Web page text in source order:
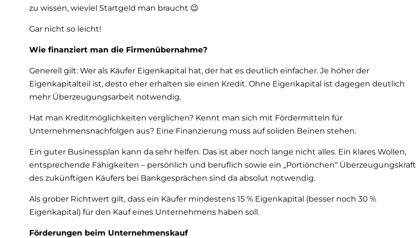
zu wissen, wieviel Startgeld man braucht 😉
Gar nicht so leicht!
Wie finanziert man die Firmenübernahme?
Generell gilt: Wer als Käufer Eigenkapital hat, der hat es deutlich einfacher. Je höher der
Eigenkapitalteil ist, desto eher erhalten sie einen Kredit. Ohne Eigenkapital ist dagegen deutlich
mehr Überzeugungsarbeit notwendig.
Hat man Kreditmöglichkeiten verglichen? Kennt man sich mit Fördermitteln für
Unternehmensnachfolgen aus? Eine Finanzierung muss auf soliden Beinen stehen.
Ein guter Businessplan kann da sehr helfen. Das ist aber noch lange nicht alles. Ein klares Wollen,
entsprechende Fähigkeiten – persönlich und beruflich sowie ein „Portiönchen“ Überzeugungskraft
des zukünftigen Käufers bei Bankgesprächen sind da absolut notwendig.
Als grober Richtwert gilt, dass ein Käufer mindestens 15 % Eigenkapital (besser noch 30 %
Eigenkapital) für den Kauf eines Unternehmens haben soll.
Förderungen beim Unternehmenskauf